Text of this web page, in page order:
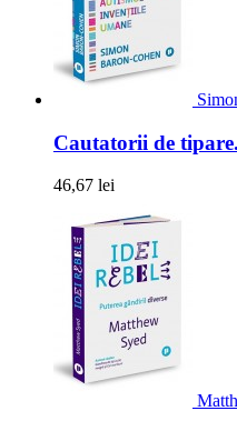
Cautatorii de
46,67 lei